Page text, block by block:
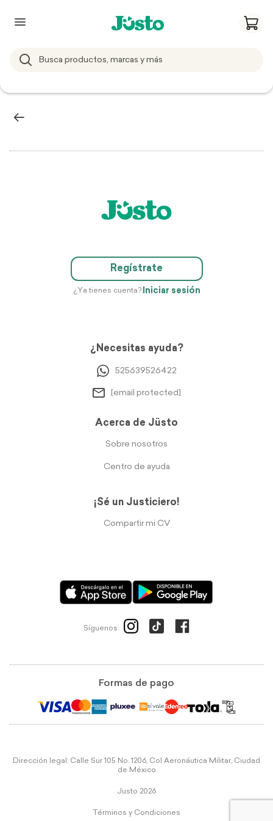
Regístrate
¿Ya tienes cuenta? Iniciar sesión
¿Necesitas ayuda?
525639526422
[email protected]
Acerca de Jüsto
Sobre nosotros
Centro de ayuda
¡Sé un Justiciero!
Compartir mi CV
Síguenos:
Formas de pago
Dirección legal: Calle Sur 105 No. 1206, Col Aeronáutica Militar, Ciudad
de México
Justo 2026
Términos y Condiciones